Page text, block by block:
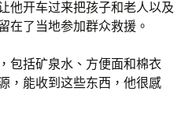
他开车过来把孩子和老人以及
在了当地参加群众救援。
包括矿泉水、方便面和棉衣
，能收到这些东西，他很感